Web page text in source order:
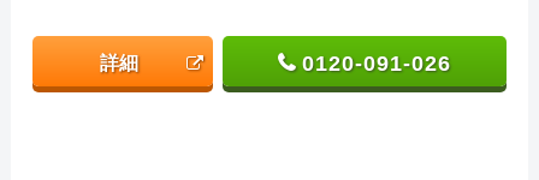
詳細 0120-091-026